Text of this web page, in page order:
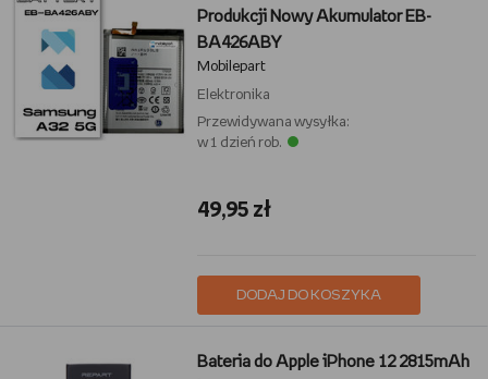
Produkcji Nowy Akumulator EB-
BA426ABY
Mobilepart
Elektronika
Przewidywana wysyłka:
w 1 dzień rob.
49,95 zł
DODAJ DO KOSZYKA
Bateria do Apple iPhone 12 2815mAh